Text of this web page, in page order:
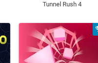
Tunnel Rush 4